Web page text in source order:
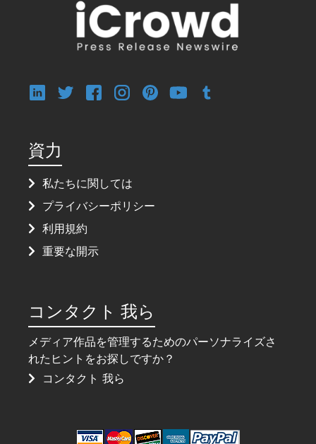
資力
私たちに関しては
プライバシーポリシー
利用規約
重要な開示
コンタクト 我ら
メディア作品を管理するためのパーソナライズさ
れたヒントをお探しですか？
コンタクト 我ら